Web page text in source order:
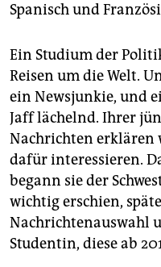
Spanisch und
Ein Studium der
Reisen um die Welt.
ein Newsjunkie, und
Jaff lächelnd. Ihrer
Nachrichten erklären
dafür interessieren.
begann sie der
wichtig erschien,
Nachrichtenauswahl
Studentin, diese ab